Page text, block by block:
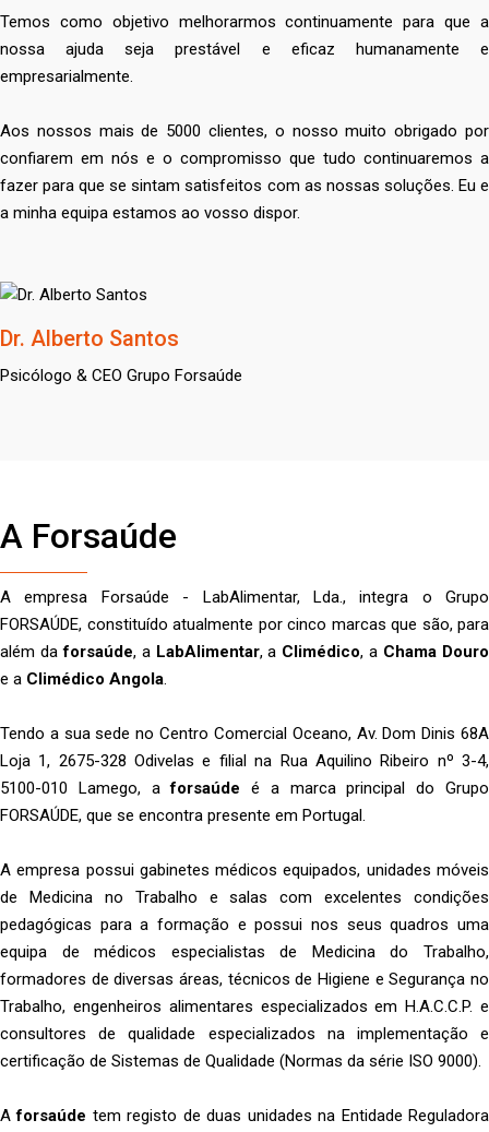
Temos como objetivo melhorarmos continuamente para que a
nossa ajuda seja prestável e eficaz humanamente e
empresarialmente.
Aos nossos mais de 5000 clientes, o nosso muito obrigado por
confiarem em nós e o compromisso que tudo continuaremos a
fazer para que se sintam satisfeitos com as nossas soluções. Eu e
a minha equipa estamos ao vosso dispor.
Dr. Alberto Santos
Psicólogo & CEO Grupo Forsaúde
A Forsaúde
A empresa Forsaúde - LabAlimentar, Lda., integra o Grupo
FORSAÚDE, constituído atualmente por cinco marcas que são, para
além daforsaúde, a LabAlimentar, a Climédico, a Chama Douro
e a Climédico Angola.
Tendo a sua sede no Centro Comercial Oceano, Av. Dom Dinis 68A
Loja 1, 2675-328 Odivelas e filial na Rua Aquilino Ribeiro nº 3-4,
5100-010 Lamego, aforsaúde é a marca principal do Grupo
FORSAÚDE, que se encontra presente em Portugal.
A empresa possui gabinetes médicos equipados, unidades móveis
de Medicina no Trabalho e salas com excelentes condições
pedagógicas para a formação e possui nos seus quadros uma
equipa de médicos especialistas de Medicina do Trabalho,
formadores de diversas áreas, técnicos de Higiene e Segurança no
Trabalho, engenheiros alimentares especializados em H.A.C.C.P. e
consultores de qualidade especializados na implementação e
certificação de Sistemas de Qualidade (Normas da série ISO 9000).
Aforsaúde tem registo de duas unidades na Entidade Reguladora